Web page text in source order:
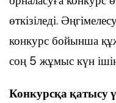
өткізіледі.
конкурс бойынша
соң 5 жұмыс күн
Конкурсқа қатысу